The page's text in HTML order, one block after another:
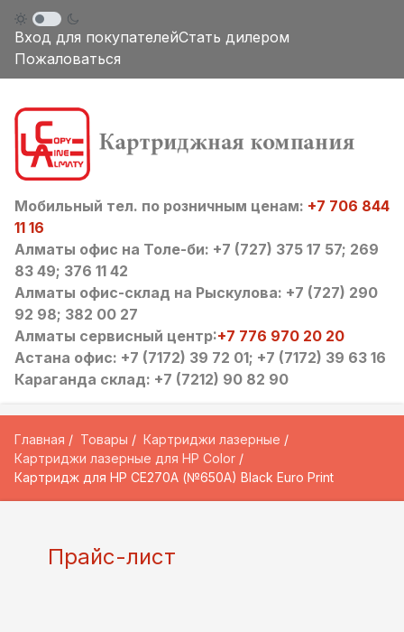
Вход для покупателейСтать дилером
Пожаловаться
Мобильный тел. по розничным ценам: +7 706 844
11 16
Алматы офис на Толе-би: +7 (727) 375 17 57; 269
83 49; 376 11 42
Алматы офис-склад на Рыскулова: +7 (727) 290
92 98; 382 00 27
Алматы сервисный центр:+7 776 970 20 20
Астана офис: +7 (7172) 39 72 01; +7 (7172) 39 63 16
Караганда склад: +7 (7212) 90 82 90
Главная Товары
Картриджи лазерные
Картриджи лазерные для HP Color
Картридж для HP CE270A (№650A) Black Euro Print
Прайс-лист